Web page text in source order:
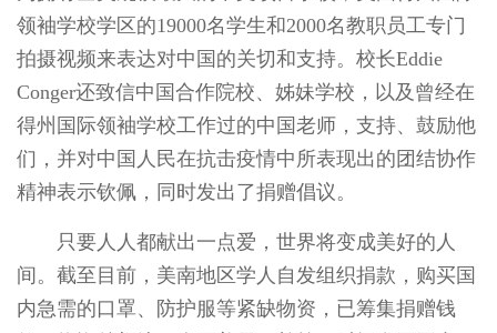
领袖学校学区的19000名学生和2000名教职员工专门
拍摄视频来表达对中国的关切和支持。校长Eddie
Conger还致信中国合作院校、姊妹学校，以及曾经在
得州国际领袖学校工作过的中国老师，支持、鼓励他
们，并对中国人民在抗击疫情中所表现出的团结协作
精神表示钦佩，同时发出了捐赠倡议。
只要人人都献出一点爱，世界将变成美好的人
间。截至目前，美南地区学人自发组织捐款，购买国
内急需的口罩、防护服等紧缺物资，已筹集捐赠钱